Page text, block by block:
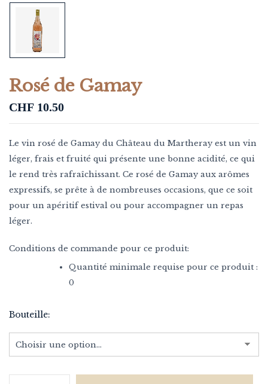
Rosé de Gamay
CHF 10.50
Le vin rosé de Gamay du Château du Martheray est un vin
léger, frais et fruité qui présente une bonne acidité, ce qui
le rend très rafraîchissant. Ce rosé de Gamay aux arômes
expressifs, se prête à de nombreuses occasions, que ce soit
pour un apéritif estival ou pour accompagner un repas
léger.
Conditions de commande pour ce produit:
Quantité minimale requise pour ce produit :
0
Bouteille